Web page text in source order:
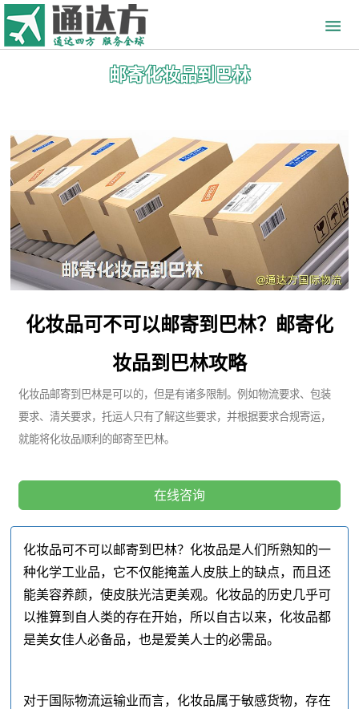
邮寄化妆品到巴林
化妆品可不可以邮寄到巴林？邮寄化
妆品到巴林攻略
化妆品邮寄到巴林是可以的，但是有诸多限制。例如物流要求、包装
要求、清关要求，托运人只有了解这些要求，并根据要求合规寄运，
就能将化妆品顺利的邮寄至巴林。
在线咨询
化妆品可不可以邮寄到巴林？化妆品是人们所熟知的一
种化学工业品，它不仅能掩盖人皮肤上的缺点，而且还
能美容养颜，使皮肤光洁更美观。化妆品的历史几乎可
以推算到自人类的存在开始，所以自古以来，化妆品都
是美女佳人必备品，也是爱美人士的必需品。
对于国际物流运输业而言，化妆品属于敏感货物，存在